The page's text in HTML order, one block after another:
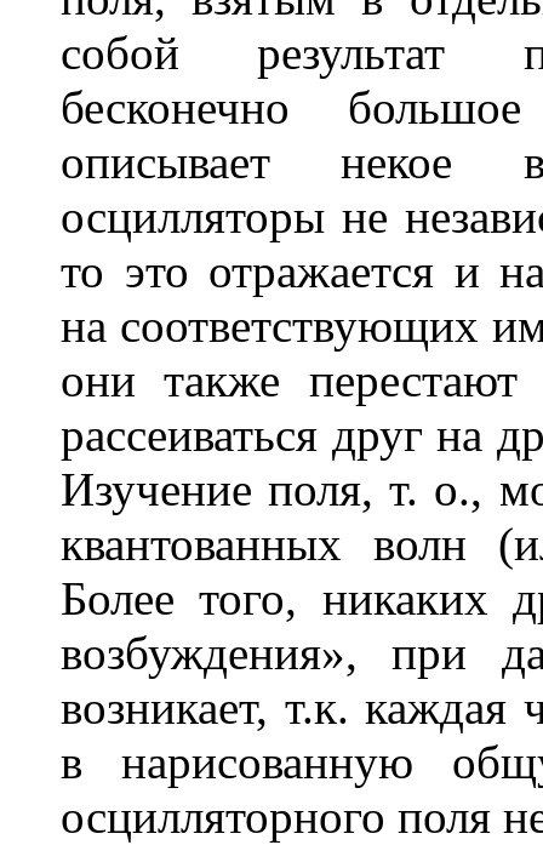
собой результат
бесконечно
описывает некое
осцилляторы не
то это отражается и
на соответствующих
они также
рассеиваться друг на
Изучение поля, т. о.,
квантованных волн
Более того, никаких
возбуждения», при
возникает, т.к. каждая
в нарисованную
осцилляторного поля